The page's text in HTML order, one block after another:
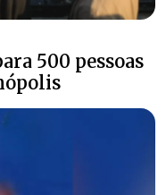
500 pessoas